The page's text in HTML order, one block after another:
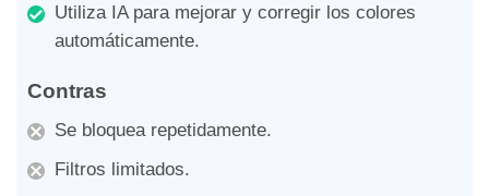
Utiliza IA para mejorar y corregir los colores
automáticamente.
Contras
Se bloquea repetidamente.
Filtros limitados.